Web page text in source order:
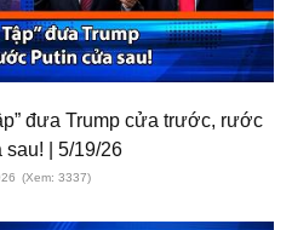
đưa Trump cửa trước, rước
sau! | 5/19/26
(Xem: 3337)